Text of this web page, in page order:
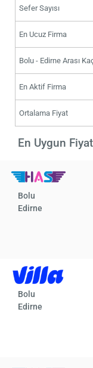
Sefer Sayısı
En Ucuz Firma
Bolu - Edirne Arası
En Aktif Firma
Ortalama Fiyat
En Uygun
Bolu
Edirne
Bolu
Edirne